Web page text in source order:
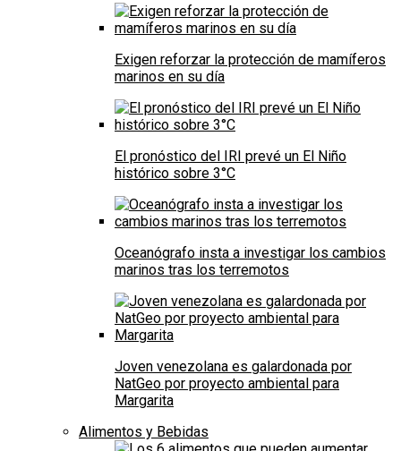
Exigen reforzar la protección de mamíferos
marinos en su día
El pronóstico del IRI prevé un El Niño
histórico sobre 3°C
Oceanógrafo insta a investigar los cambios
marinos tras los terremotos
Joven venezolana es galardonada por
NatGeo por proyecto ambiental para
Margarita
Alimentos y Bebidas